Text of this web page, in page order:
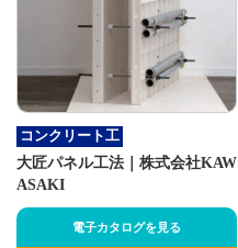
コンクリート工
大匠パネル工法｜株式会社KAW
ASAKI
電子カタログを見る